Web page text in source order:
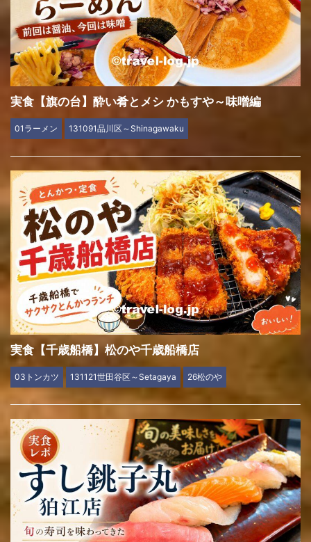
実食【旗の台】酔い肴とメシ かもすや～味噌編
01ラーメン 131091品川区～Shinagawaku
実食【千歳船橋】松のや千歳船橋店
03トンカツ 131121世田谷区～Setagaya 26松のや